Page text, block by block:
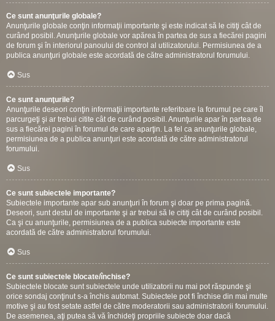
Ce sunt anunţurile globale?
Anunţurile globale conţin informaţii importante şi este indicat să le citiţi cât de
curând posibil. Anunţurile globale vor apărea în partea de sus a fiecărei pagini
de forum şi în interiorul panoului de control al utilizatorului. Permisiunea de a
publica anunţuri globale este acordată de către administratorul forumului.
Sus
Ce sunt anunţurile?
Anunţurile deseori conţin informaţii importante referitoare la forumul pe care îl
parcurgeţi şi ar trebui citite cât de curând posibil. Anunţurile apar în partea de
sus a fiecărei pagini în forumul de care aparţin. La fel ca anunţurile globale,
permisiunea de a publica anunţuri este acordată de către administratorul
forumului.
Sus
Ce sunt subiectele importante?
Subiectele importante apar sub anunţuri în forum şi doar pe prima pagină.
Deseori, sunt destul de importante şi ar trebui să le citiţi cât de curând posibil.
Ca şi cu anunţurile, permisiunea de a publica subiecte importante este
acordată de către administratorul forumului.
Sus
Ce sunt subiectele blocate/închise?
Subiectele blocate sunt subiectele unde utilizatorii nu mai pot răspunde şi
orice sondaj conţinut s-a închis automat. Subiectele pot fi închise din mai multe
motive şi au fost setate astfel de către moderatorii sau administratorii forumului.
De asemenea, aţi putea să vă închideţi propriile subiecte doar dacă